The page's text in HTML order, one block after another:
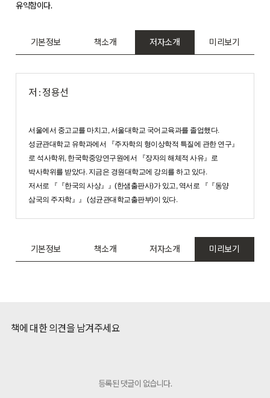
유익함이다.
기본정보 책소개 저자소개 미리보기
저 : 정용선
서울에서 중고교를 마치고, 서울대학교 국어교육과를 졸업했다.
성균관대학교 유학과에서 『주자학의 형이상학적 특질에 관한 연구』
로 석사학위, 한국학중앙연구원에서 『장자의 해체적 사유』로
박사학위를 받았다. 지금은 경원대학교에 강의를 하고 있다.
저서로 『『한국의 사상』』(한샘출판사)가 있고, 역서로 『『동양
삼국의 주자학』』 (성균관대학교출판부)이 있다.
기본정보 책소개 저자소개 미리보기
책에 대한 의견을 남겨주세요
등록된 댓글이 없습니다.